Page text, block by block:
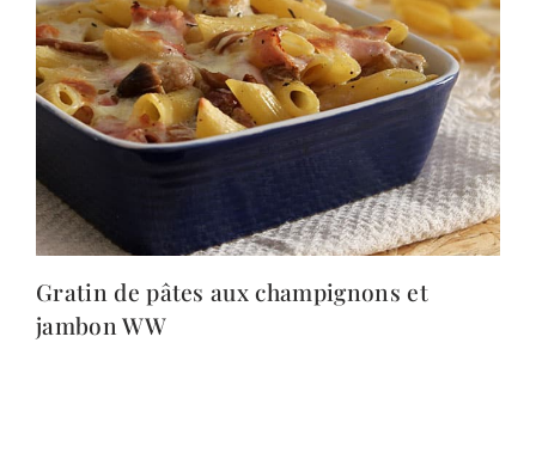
Gratin de pâtes aux champignons et
jambon WW